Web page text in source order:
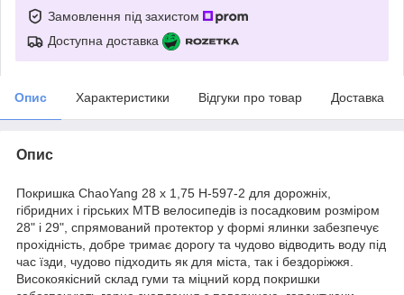
Замовлення під захистом
Доступна доставка
Опис Характеристики Відгуки про товар Доставка
Опис
Покришка ChaoYang 28 x 1,75 H-597-2 для дорожніх,
гібридних і гірських MTB велосипедів із посадковим розміром
28" і 29", спрямований протектор у формі ялинки забезпечує
прохідність, добре тримає дорогу та чудово відводить воду під
час їзди, чудово підходить як для міста, так і бездоріжжя.
Високоякісний склад гуми та міцний корд покришки